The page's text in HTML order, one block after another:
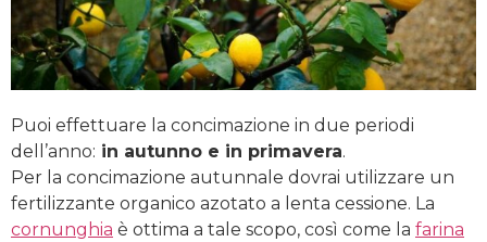
Puoi effettuare la concimazione in due periodi
dell’anno: in autunno e in primavera.
Per la concimazione autunnale dovrai utilizzare un
fertilizzante organico azotato a lenta cessione. La
cornunghia è ottima a tale scopo, così come la farina